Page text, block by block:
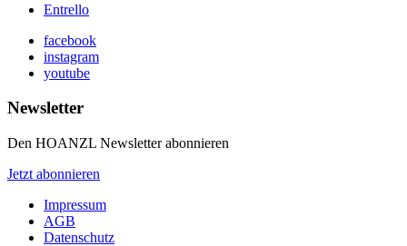
Entrello
facebook
instagram
youtube
Newsletter
Den HOANZL Newsletter abonnieren
Jetzt abonnieren
Impressum
AGB
Datenschutz